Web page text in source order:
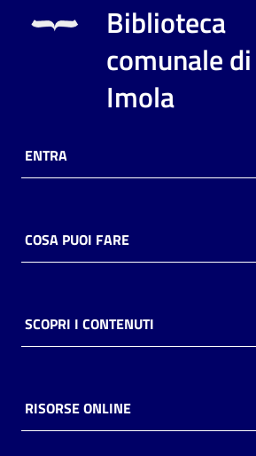
Scopri
online
Piani
Decentrate
Biblioteca
comunale di
Imola
ENTRA
COSA PUOI FARE
SCOPRI I CONTENUTI
RISORSE ONLINE